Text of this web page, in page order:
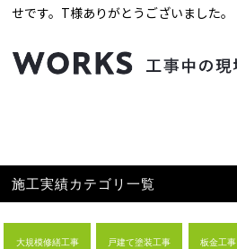
せです。T様ありがとうございました。
施工実績カテゴリ一覧
大規模修繕工事 戸建て塗装工事 板金工事